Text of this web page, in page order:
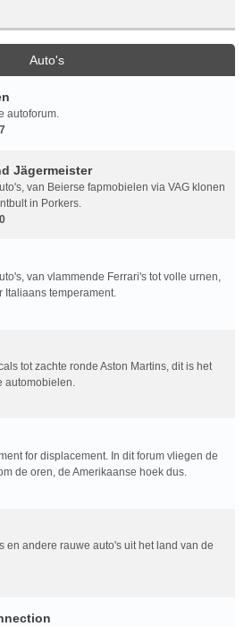
Auto's
autoforum.
Jägermeister
van Beierse fapmobielen via VAG klonen
in Porkers.
van vlammende Ferrari's tot volle urnen,
Italiaans temperament.
tot zachte ronde Aston Martins, dit is het
automobielen.
for displacement. In dit forum vliegen de
de oren, de Amerikaanse hoek dus.
en andere rauwe auto's uit het land van de